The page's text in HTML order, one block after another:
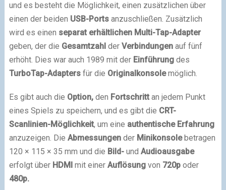
und es besteht die Möglichkeit, einen zusätzlichen über
einen der beiden USB-Portsanzuschließen. Zusätzlich
wird es einen separat erhältlichen Multi-Tap-Adapter
geben, der die Gesamtzahlder Verbindungenauf fünf
erhöht. Dies war auch 1989 mit der Einführungdes
TurboTap-Adaptersfür die Originalkonsolemöglich.
Es gibt auch die Option,den Fortschrittan jedem Punkt
eines Spiels zu speichern, und es gibt die CRT-
Scanlinien-Möglichkeit, um eine authentische Erfahrung
anzuzeigen. Die Abmessungender Minikonsolebetragen
120 × 115 × 35 mm und die Bild-und Audioausgabe
erfolgt über HDMImit einer Auflösungvon 720poder
480p.